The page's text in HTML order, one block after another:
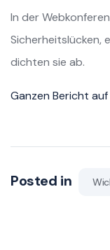
In der
Sicherheitslücken,
dichten sie ab.
Ganzen Bericht
Posted in